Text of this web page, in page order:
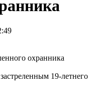
19-летнего